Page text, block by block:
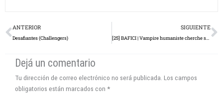
Prev
ANTERIOR
Desafiantes (Challengers)
SIGUIENTE
[25] BAFICI | Vampire humaniste cherche suicidaire consentant
Dejá un comentario
Tu dirección de correo electrónico no será publicada. Los campos
obligatorios están marcados con *